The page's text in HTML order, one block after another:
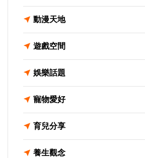
動漫天地
遊戲空間
娛樂話題
寵物愛好
育兒分享
養生觀念